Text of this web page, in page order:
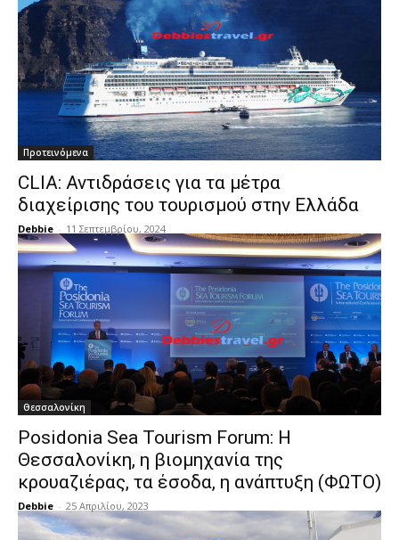
Προτεινόμενα
CLIA: Αντιδράσεις για τα μέτρα
διαχείρισης του τουρισμού στην Ελλάδα
Debbie - 11 Σεπτεμβρίου, 2024
Θεσσαλονίκη
Posidonia Sea Tourism Forum: Η
Θεσσαλονίκη, η βιομηχανία της
κρουαζιέρας, τα έσοδα, η ανάπτυξη (ΦΩΤΟ)
Debbie - 25 Απριλίου, 2023